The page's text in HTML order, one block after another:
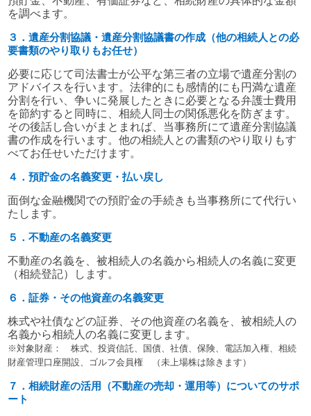
を調べます。
３．遺産分割協議・遺産分割協議書の作成（他の相続人との必
要書類のやり取りもお任せ）
必要に応じて司法書士が公平な第三者の立場で遺産分割の
アドバイスを行います。法律的にも感情的にも円満な遺産
分割を行い、争いに発展したときに必要となる弁護士費用
を節約すると同時に、相続人同士の関係悪化を防ぎます。
その後話し合いがまとまれば、当事務所にて遺産分割協議
書の作成を行います。他の相続人との書類のやり取りもす
べてお任せいただけます。
４．預貯金の名義変更・払い戻し
面倒な金融機関での預貯金の手続きも当事務所にて代行い
たします。
５．不動産の名義変更
不動産の名義を、被相続人の名義から相続人の名義に変更
（相続登記）します。
６．証券・その他資産の名義変更
株式や社債などの証券、その他資産の名義を、被相続人の
名義から相続人の名義に変更します。
※対象財産： 株式、投資信託、国債、社債、保険、電話加入権、相続
財産管理口座開設、ゴルフ会員権 （未上場株は除きます）
７．相続財産の活用（不動産の売却・運用等）についてのサポ
ート